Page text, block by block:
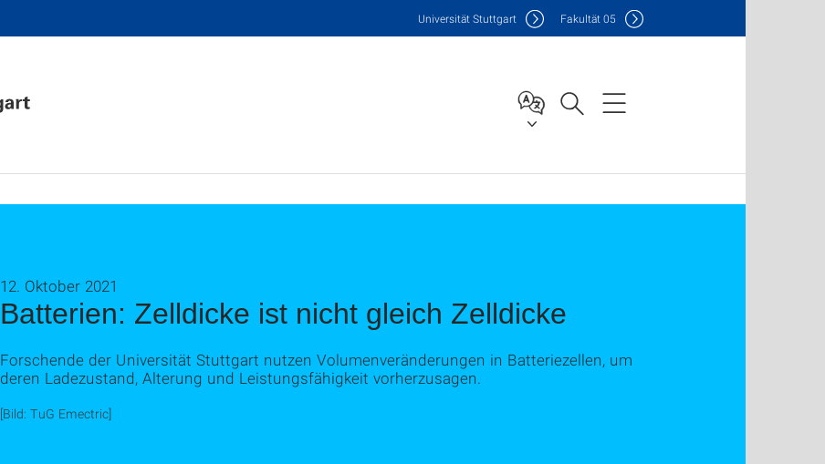
Universität Stuttgart Fakultät05
Batterien: Zelldicke ist nicht gleich Zelldicke
12. Oktober 2021
Forschende der Universität Stuttgart nutzen Volumenveränderungen in Batteriezellen, um
deren Ladezustand, Alterung und Leistungsfähigkeit vorherzusagen.
[Bild: TuG Emectric]